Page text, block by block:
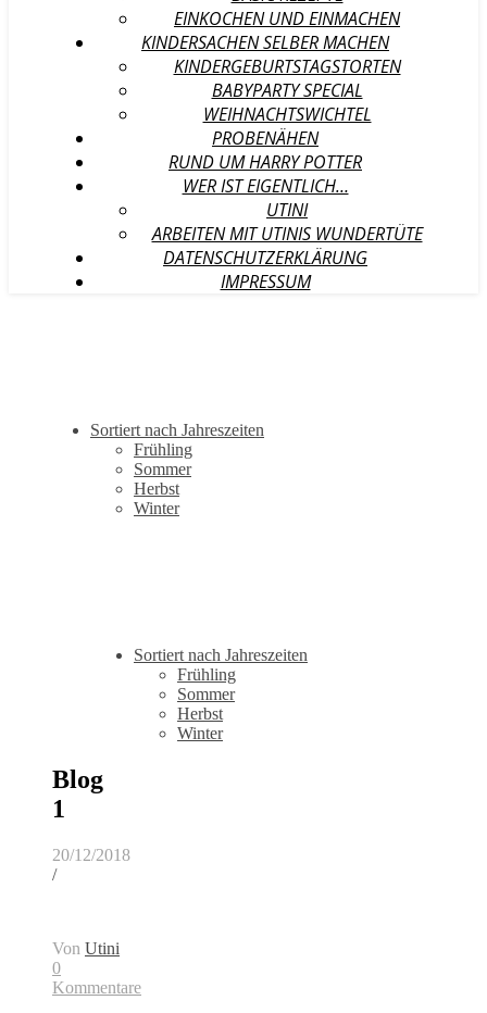
EINKOCHEN UND EINMACHEN
KINDERSACHEN SELBER MACHEN
KINDERGEBURTSTAGSTORTEN
BABYPARTY SPECIAL
WEIHNACHTSWICHTEL
PROBENÄHEN
RUND UM HARRY POTTER
WER IST EIGENTLICH…
UTINI
ARBEITEN MIT UTINIS WUNDERTÜTE
DATENSCHUTZERKLÄRUNG
IMPRESSUM
Sortiert nach Jahreszeiten
Frühling
Sommer
Herbst
Winter
Sortiert nach Jahreszeiten
Frühling
Sommer
Herbst
Winter
Blog
1
20/12/2018
/
Von Utini
0
Kommentare